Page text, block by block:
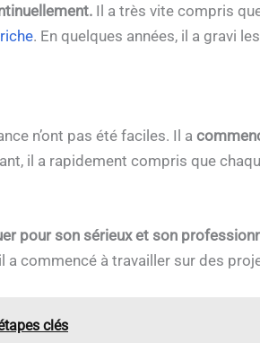
Il a très vite compris
. En quelques années, il a gravi
n’ont pas été faciles. Il a
il a rapidement compris que
pour son sérieux et son
commencé à travailler sur des
clés